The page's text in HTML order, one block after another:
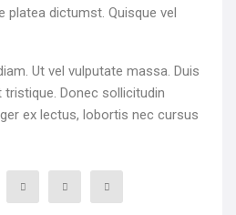
platea dictumst. Quisque vel
Ut vel vulputate massa. Duis
Donec sollicitudin
ex lectus, lobortis nec cursus